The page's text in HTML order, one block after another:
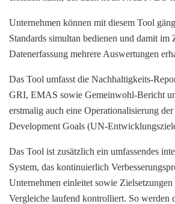
Unternehmen können mit diesem Tool
Standards simultan bedienen und damit im
Datenerfassung mehrere Auswertungen
Das Tool umfasst die Nachhaltigkeits-
GRI, EMAS sowie Gemeinwohl-Bericht
erstmalig auch eine Operationalisierung
Development Goals (UN-
Das Tool ist zusätzlich ein umfassendes
System, das kontinuierlich
Unternehmen einleitet sowie
Vergleiche laufend kontrolliert. So werden